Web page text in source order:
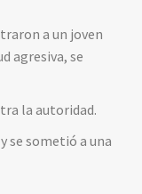
a un joven
agresiva, se
la autoridad.
se sometió a una